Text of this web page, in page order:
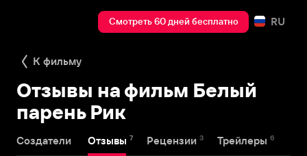
Смотреть 60 дней бесплатно RU
К фильму
Отзывы на фильм Белый
парень Рик
Создатели Отзывы 7 Рецензии 3 Трейлеры 6